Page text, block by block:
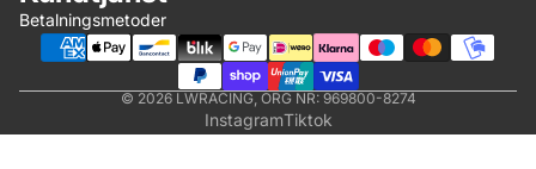
Betalningsmetoder
© 2026 LWRACING, ORG NR: 969800-8274
InstagramTiktok